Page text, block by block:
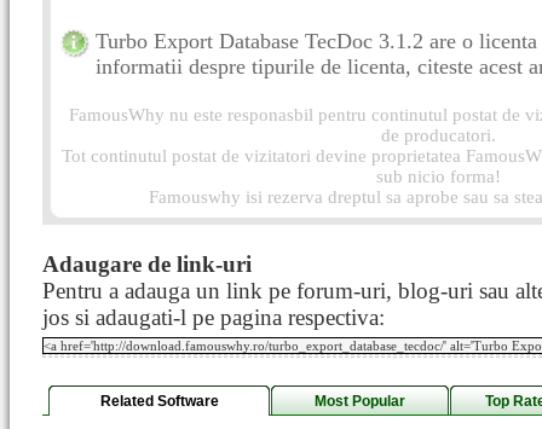
Turbo Export Database TecDoc 3.1.2 are o
informatii despre tipurile de licenta, citeste acest
FamousWhy nu este responasbil pentru continutul postat de
de producatori.
Tot continutul postat de vizitatori devine proprietatea
sub nicio forma!
Famouswhy isi rezerva dreptul sa aprobe sau sa
Adaugare de link-uri
Pentru a adauga un link pe forum-uri, blog-uri sau
jos si adaugati-l pe pagina respectiva:
Related Software Most Popular Top